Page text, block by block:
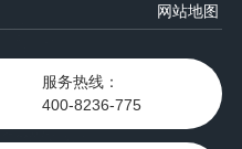
网站地图
服务热线：
400-8236-775